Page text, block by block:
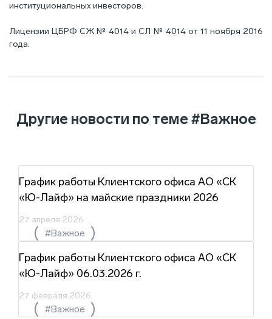
институциональных инвесторов.
Лицензии ЦБРФ СЖ № 4014 и СЛ № 4014 от 11 ноября 2016
года.
Другие новости по теме #Важное
График работы Клиентского офиса АО «СК
«Ю-Лайф» на майские праздники 2026
27 апреля 2026
#Важное
График работы Клиентского офиса АО «СК
«Ю-Лайф» 06.03.2026 г.
27 февраля 2026
#Важное